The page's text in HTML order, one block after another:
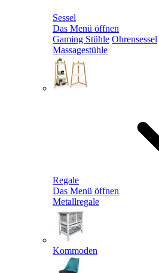
Sessel
Das Menü öffnen
Gaming Stühle Ohrensessel
Massagestühle
Regale
Das Menü öffnen
Metallregale
Kommoden